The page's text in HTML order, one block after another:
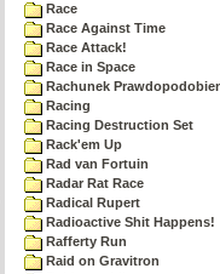
Race
Race Against Time
Race Attack!
Race in Space
Rachunek
Racing
Racing Destruction Set
Rack'em Up
Rad van Fortuin
Radar Rat Race
Radical Rupert
Radioactive Shit Happens!
Rafferty Run
Raid on Gravitron